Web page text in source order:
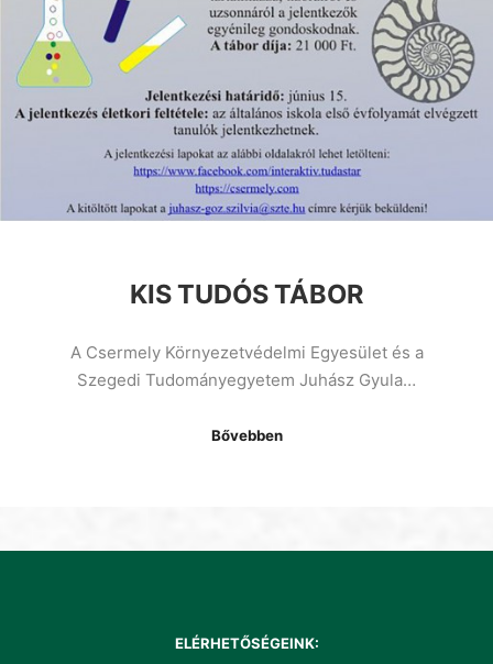
KIS TUDÓS TÁBOR
A Csermely Környezetvédelmi Egyesület és a
Szegedi Tudományegyetem Juhász Gyula…
Bővebben
ELÉRHETŐSÉGEINK: